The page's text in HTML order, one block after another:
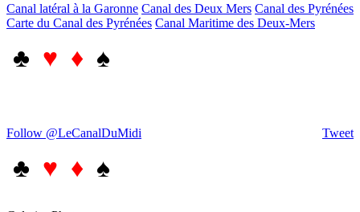
Canal latéral à la Garonne Canal des Deux Mers Canal des Pyrénées
Carte du Canal des Pyrénées Canal Maritime des Deux-Mers
♣ ♥ ♦ ♠
Tweet
Follow @LeCanalDuMidi
♣ ♥ ♦ ♠